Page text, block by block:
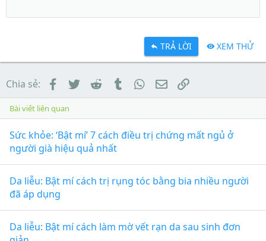
TRẢ LỜI XEM THỬ
Chia sẻ: Facebook
TwitterReddit Tumblr WhatsApp
EmailLink
Bài viết liên quan
Sức khỏe: ‘Bật mí’ 7 cách điều trị chứng mất ngủ ở
người già hiệu quả nhất
Da liễu: Bật mí cách trị rụng tóc bằng bia nhiều người
đã áp dụng
Da liễu: Bật mí cách làm mờ vết rạn da sau sinh đơn